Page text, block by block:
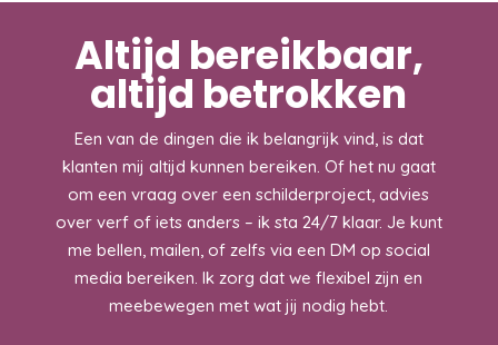
Altijd bereikbaar,
altijd betrokken
Een van de dingen die ik belangrijk vind, is dat
klanten mij altijd kunnen bereiken. Of het nu gaat
om een vraag over een schilderproject, advies
over verf of iets anders – ik sta 24/7 klaar. Je kunt
me bellen, mailen, of zelfs via een DM op social
media bereiken. Ik zorg dat we flexibel zijn en
meebewegen met wat jij nodig hebt.